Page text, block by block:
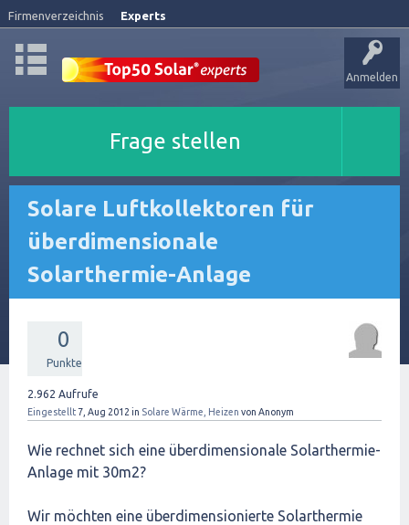
Firmenverzeichnis Experts
Anmelden
Frage stellen
Solare Luftkollektoren für
überdimensionale
Solarthermie-Anlage
0
Punkte
2.962 Aufrufe
Eingestellt7, Aug 2012 in Solare Wärme, Heizen von Anonym
Wie rechnet sich eine überdimensionale Solarthermie-
Anlage mit 30m2?
Wir möchten eine überdimensionierte Solarthermie